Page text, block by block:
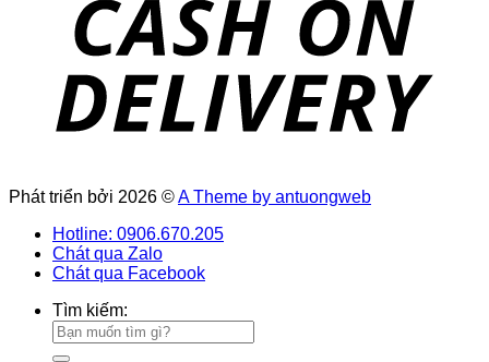
Phát triển bởi 2026 ©A Theme by antuongweb
Hotline: 0906.670.205
Chát qua Zalo
Chát qua Facebook
Tìm kiếm: